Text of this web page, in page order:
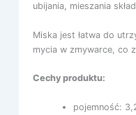
ubijania, mieszania
Miska jest łatwa do
mycia w zmywarce, co
Cechy produktu:
pojemność: